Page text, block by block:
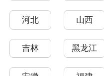
河北 山西
吉林 黑龙江